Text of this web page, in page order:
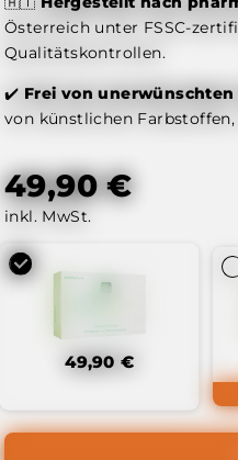
Österreich unter FSSC-
Qualitätskontrollen.
✔️ Frei von unerwünschten
von künstlichen
49,90 €
inkl. MwSt.
49,90 €